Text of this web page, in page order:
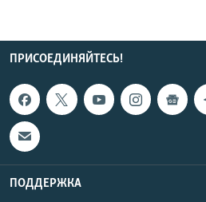
ПРИСОЕДИНЯЙТЕСЬ!
ПОДДЕРЖКА